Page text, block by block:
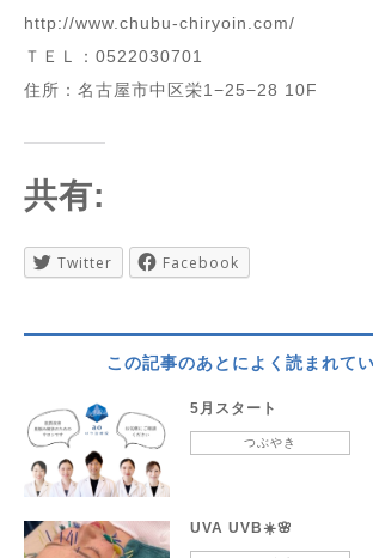
http://www.chubu-chiryoin.com/
ＴＥＬ：0522030701
住所：名古屋市中区栄1−25−28 10F
共有:
Twitter Facebook
この記事のあとによく読まれて
5月スタート
つぶやき
UVA UVB☀️🌸